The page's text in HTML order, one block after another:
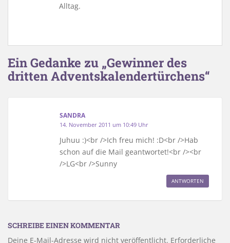
Alltag.
Ein Gedanke zu „Gewinner des
dritten Adventskalendertürchens“
SANDRA
14. November 2011 um 10:49 Uhr
Juhuu :)<br />Ich freu mich! :D<br />Hab
schon auf die Mail geantwortet!<br /><br
/>LG<br />Sunny
ANTWORTEN
SCHREIBE EINEN KOMMENTAR
Deine E-Mail-Adresse wird nicht veröffentlicht. Erforderliche